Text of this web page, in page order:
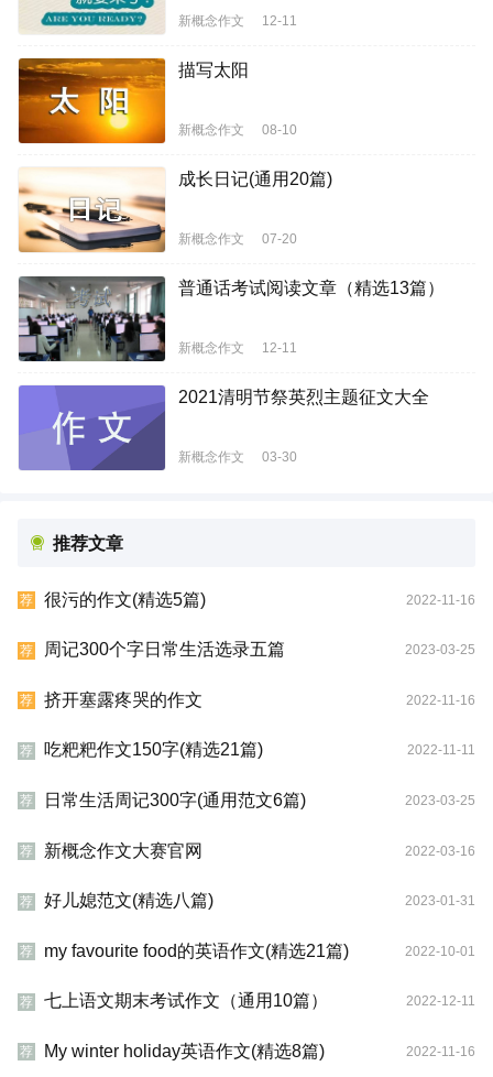
新概念作文 12-11
描写太阳
新概念作文 08-10
成长日记(通用20篇)
新概念作文 07-20
普通话考试阅读文章（精选13篇）
新概念作文 12-11
2021清明节祭英烈主题征文大全
新概念作文 03-30
推荐文章
荐 很污的作文(精选5篇) 2022-11-16
荐 周记300个字日常生活选录五篇 2023-03-25
荐 挤开塞露疼哭的作文 2022-11-16
荐 吃粑粑作文150字(精选21篇) 2022-11-11
荐 日常生活周记300字(通用范文6篇) 2023-03-25
荐 新概念作文大赛官网 2022-03-16
荐 好儿媳范文(精选八篇) 2023-01-31
荐 my favourite food的英语作文(精选21篇) 2022-10-01
荐 七上语文期末考试作文（通用10篇） 2022-12-11
荐 My winter holiday英语作文(精选8篇) 2022-11-16